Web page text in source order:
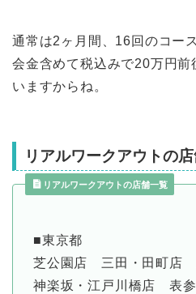
通常は2ヶ月間、16回のコー
会金含めて税込みで20万円前
いますからね。
リアルワークアウトの
リアルワークアウトの店舗一覧
■東京都
芝公園店 三田・田町
神楽坂・江戸川橋店 表